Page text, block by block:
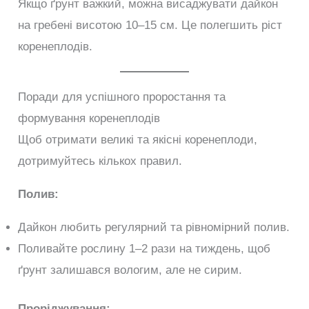
Якщо ґрунт важкий, можна висаджувати дайкон
на гребені висотою 10–15 см. Це полегшить ріст
коренеплодів.
Поради для успішного проростання та
формування коренеплодів
Щоб отримати великі та якісні коренеплоди,
дотримуйтесь кількох правил.
Полив:
Дайкон любить регулярний та рівномірний полив.
Поливайте рослину 1–2 рази на тиждень, щоб
ґрунт залишався вологим, але не сирим.